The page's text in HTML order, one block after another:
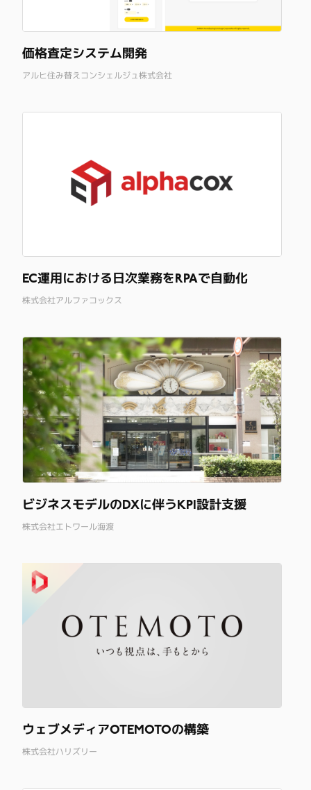
価格査定システム開発
アルヒ住み替えコンシェルジュ株式会社
EC運用における日次業務をRPAで自動化
株式会社アルファコックス
ビジネスモデルのDXに伴うKPI設計支援
株式会社エトワール海渡
ウェブメディアOTEMOTOの構築
株式会社ハリズリー